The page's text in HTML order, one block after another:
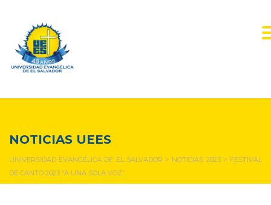
NOTICIAS UEES
UNIVERSIDAD EVANGÉLICA DE EL SALVADOR > NOTICIAS 2023> FESTIVAL
DE CANTO 2023 “A UNA SOLA VOZ”